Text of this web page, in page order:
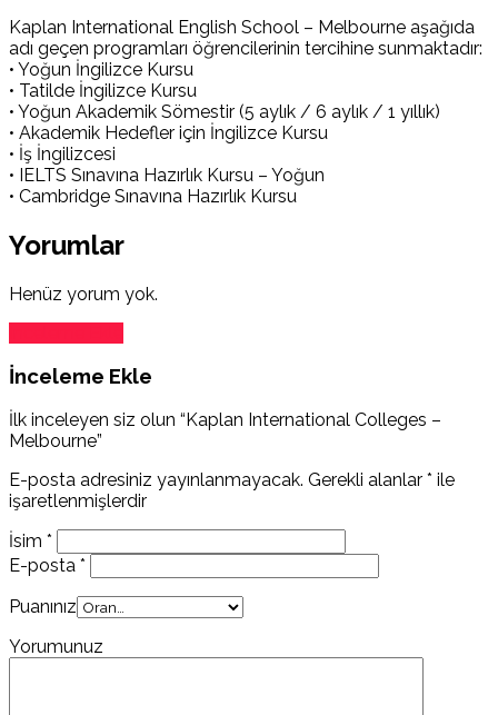
Kaplan International English School – Melbourne aşağıda
adı geçen programları öğrencilerinin tercihine sunmaktadır:
• Yoğun İngilizce Kursu
• Tatilde İngilizce Kursu
• Yoğun Akademik Sömestir (5 aylık / 6 aylık / 1 yıllık)
• Akademik Hedefler için İngilizce Kursu
• İş İngilizcesi
• IELTS Sınavına Hazırlık Kursu – Yoğun
• Cambridge Sınavına Hazırlık Kursu
Yorumlar
Henüz yorum yok.
İnceleme Ekle
İlk inceleyen siz olun “Kaplan International Colleges –
Melbourne”
E-posta adresiniz yayınlanmayacak. Gerekli alanlar * ile
işaretlenmişlerdir
İsim *
E-posta *
Puanınız
Yorumunuz